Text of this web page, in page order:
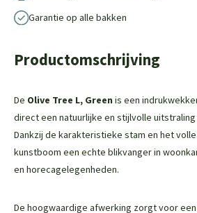
Garantie op alle bakken
Productomschrijving
De Olive Tree L, Green is een
direct een natuurlijke en stijlvolle
Dankzij de karakteristieke stam en het
kunstboom een echte blikvanger in
en horecagelegenheden.
De hoogwaardige afwerking zorgt voor